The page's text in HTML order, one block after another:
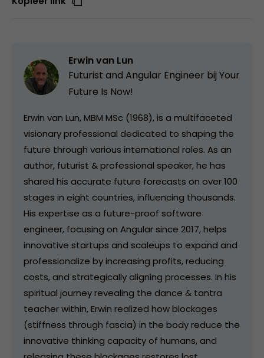
Erwin van Lun
Futurist and Angular Engineer bij Your
Future Is Now!
Erwin van Lun, MBM MSc (1968), is a multifaceted
visionary professional dedicated to shaping the
future through various international roles. As an
author, futurist & professional speaker, he has
shared his accurate future forecasts on over 100
stages in eight countries, influencing thousands.
His expertise as a future-proof software
engineer, focusing on Angular since 2017, helps
innovative startups and scaleups to expand and
professionalize by increasing profits, reducing
costs, and strategically aligning processes. In his
spiritual journey revealing the dance & tantra
teacher within, Erwin realized how blockages
(stiffness through fascia) in the body reduce the
innovative thinking capacity of humans, and